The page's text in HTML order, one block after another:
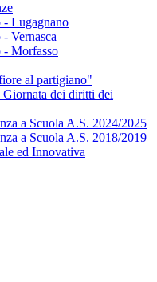
Lugagnano
Vernasca
Morfasso
al partigiano"
Giornata dei diritti dei
a Scuola A.S. 2024/2025
a Scuola A.S. 2018/2019
ed Innovativa